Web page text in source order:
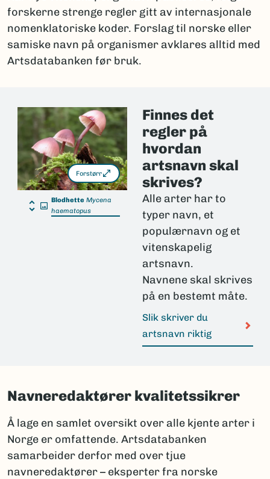
forskerne strenge regler gitt av internasjonale
nomenklatoriske koder. Forslag til norske eller
samiske navn på organismer avklares alltid med
Artsdatabanken før bruk.
Forstørr
Blodhette Mycena
haematopus
Finnes det
regler på
hvordan
artsnavn skal
skrives?
Alle arter har to
typer navn, et
populærnavn og et
vitenskapelig
artsnavn.
Navnene skal skrives
på en bestemt måte.
Slik skriver du
artsnavn riktig
Navneredaktører kvalitetssikrer
Å lage en samlet oversikt over alle kjente arter i
Norge er omfattende. Artsdatabanken
samarbeider derfor med over tjue
navneredaktører – eksperter fra norske